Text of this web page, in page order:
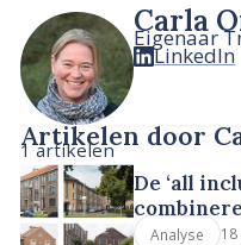
Carla
Eigenaar
LinkedIn
Artikelen door
1 artikelen
De ‘all
Analyse 18